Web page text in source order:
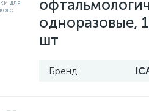
одноразовые,
шт
Бренд